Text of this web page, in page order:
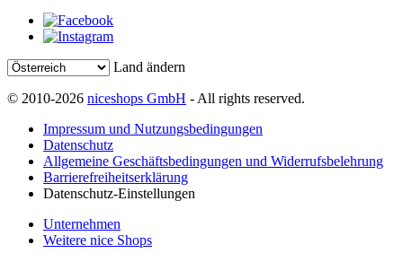
Land ändern
© 2010-2026 niceshops GmbH - All rights reserved.
Impressum und Nutzungsbedingungen
Datenschutz
Allgemeine Geschäftsbedingungen und Widerrufsbelehrung
Barrierefreiheitserklärung
Datenschutz-Einstellungen
Unternehmen
Weitere nice Shops